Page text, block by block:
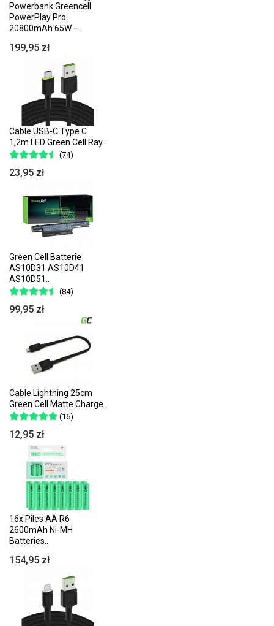
Powerbank Greencell
PowerPlay Pro
20800mAh 65W –..
199,95 zł
Cable USB-C Type C
1,2m LED Green Cell Ray..
(74)
23,95 zł
Green Cell Batterie
AS10D31 AS10D41
AS10D51..
(84)
99,95 zł
Cable Lightning 25cm
Green Cell Matte Charge..
(16)
12,95 zł
16x Piles AA R6
2600mAh Ni-MH
Batteries..
154,95 zł